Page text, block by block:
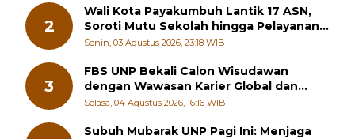
2
Wali Kota Payakumbuh Lantik 17 ASN,
Soroti Mutu Sekolah hingga Pelayanan
RSUD
Senin, 03 Agustus 2026, 23:18 WIB
3
FBS UNP Bekali Calon Wisudawan
dengan Wawasan Karier Global dan
Kewirausahaan Kreatif
Selasa, 04 Agustus 2026, 16:16 WIB
Subuh Mubarak UNP Pagi Ini: Menjaga